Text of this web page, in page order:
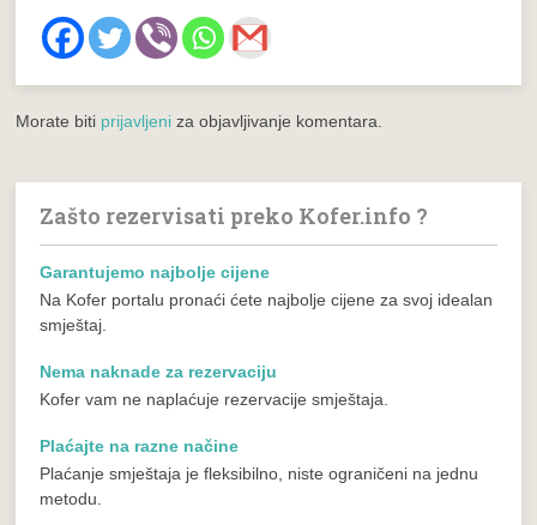
Morate biti prijavljeni za objavljivanje komentara.
Zašto rezervisati preko Kofer.info ?
Garantujemo najbolje cijene
Na Kofer portalu pronaći ćete najbolje cijene za svoj idealan
smještaj.
Nema naknade za rezervaciju
Kofer vam ne naplaćuje rezervacije smještaja.
Plaćajte na razne načine
Plaćanje smještaja je fleksibilno, niste ograničeni na jednu
metodu.